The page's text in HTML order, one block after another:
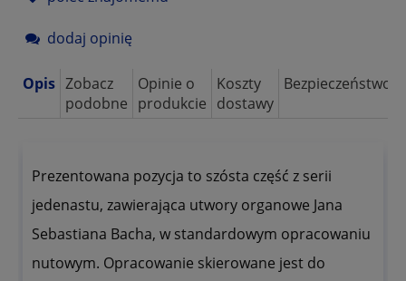
dodaj opinię
Opis Zobacz
podobne
Opinie o
produkcie
Koszty
dostawy
Bezpieczeństwo
Prezentowana pozycja to szósta część z serii
jedenastu, zawierająca utwory organowe Jana
Sebastiana Bacha, w standardowym opracowaniu
nutowym. Opracowanie skierowane jest do